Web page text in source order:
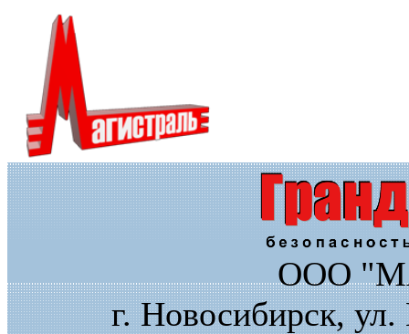
ООО
г. Новосибирск,